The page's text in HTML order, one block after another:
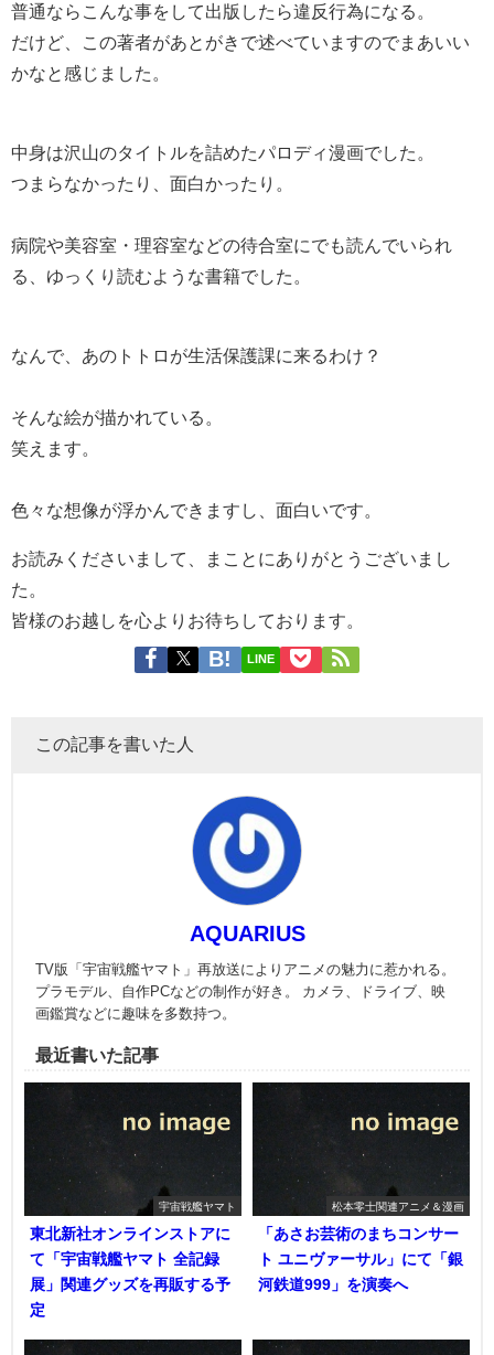
普通ならこんな事をして出版したら違反行為になる。
だけど、この著者があとがきで述べていますのでまあいい
かなと感じました。
中身は沢山のタイトルを詰めたパロディ漫画でした。
つまらなかったり、面白かったり。
病院や美容室・理容室などの待合室にでも読んでいられ
る、ゆっくり読むような書籍でした。
なんで、あのトトロが生活保護課に来るわけ？
そんな絵が描かれている。
笑えます。
色々な想像が浮かんできますし、面白いです。
お読みくださいまして、まことにありがとうございまし
た。
皆様のお越しを心よりお待ちしております。
LINE
この記事を書いた人
AQUARIUS
TV版「宇宙戦艦ヤマト」再放送によりアニメの魅力に惹かれる。
プラモデル、自作PCなどの制作が好き。 カメラ、ドライブ、映
画鑑賞などに趣味を多数持つ。
最近書いた記事
宇宙戦艦ヤマト
東北新社オンラインストアに
て「宇宙戦艦ヤマト 全記録
展」関連グッズを再販する予
定
松本零士関連アニメ＆漫画
「あさお芸術のまちコンサー
ト ユニヴァーサル」にて「銀
河鉄道999」を演奏へ